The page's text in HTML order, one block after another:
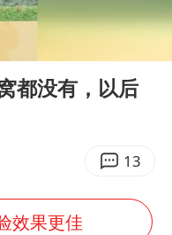
三”但要降薪1000元
OpenAI为免费用户升级GPT-5.6 Luna
都没有，以后
13
效果更佳